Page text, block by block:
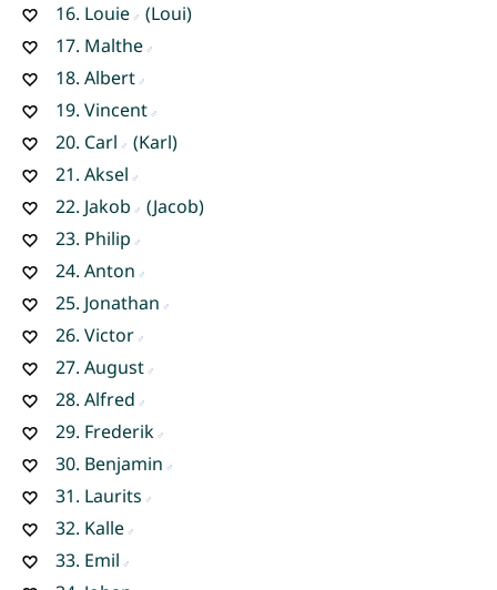
16. Louie
(Loui)
17. Malthe
18. Albert
19. Vincent
20. Carl
(Karl)
21. Aksel
22. Jakob
(Jacob)
23. Philip
24. Anton
25. Jonathan
26. Victor
27. August
28. Alfred
29. Frederik
30. Benjamin
31. Laurits
32. Kalle
33. Emil